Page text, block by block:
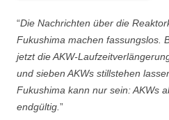
“Die Nachrichten über die
Fukushima machen fassungslos.
jetzt die AKW-
und sieben AKWs stillstehen
Fukushima kann nur sein: AKWs
endgültig. ”